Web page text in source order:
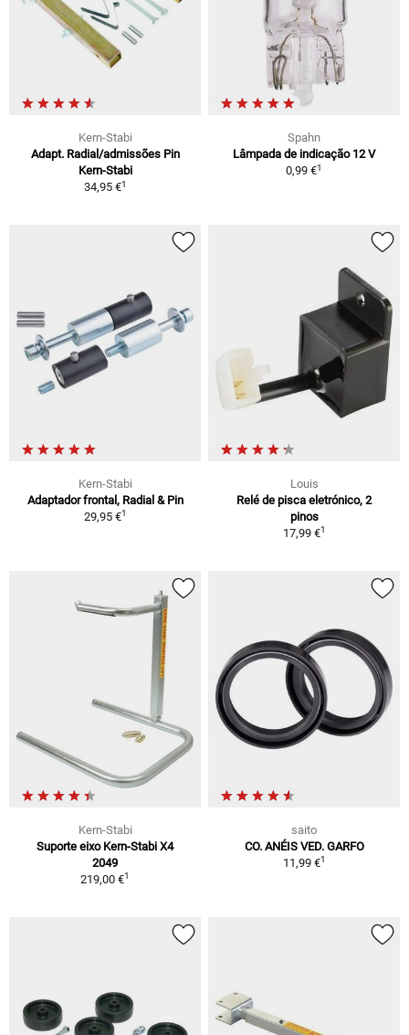
Kern-Stabi
Adapt. Radial/admissões Pin
Kern-Stabi
34,95 €1
Spahn
Lâmpada de indicação 12 V
0,99 €1
Kern-Stabi
Adaptador frontal, Radial & Pin
29,95 €1
Louis
Relé de pisca eletrónico, 2
pinos
17,99 €1
Kern-Stabi
Suporte eixo Kern-Stabi X4
2049
219,00 €1
saito
CO. ANÉIS VED. GARFO
11,99 €1